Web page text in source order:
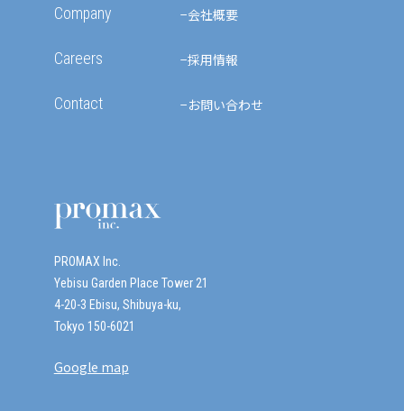
Company 会社概要
Careers 採用情報
Contact お問い合わせ
PROMAX Inc.
Yebisu Garden Place Tower 21
4-20-3 Ebisu, Shibuya-ku,
Tokyo 150-6021
Google map